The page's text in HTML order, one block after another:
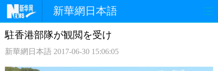
新華網日本語
ホームページ 政治
駐香港部隊が観閲を受け
新華網日本語 2017-06-30 15:06:05